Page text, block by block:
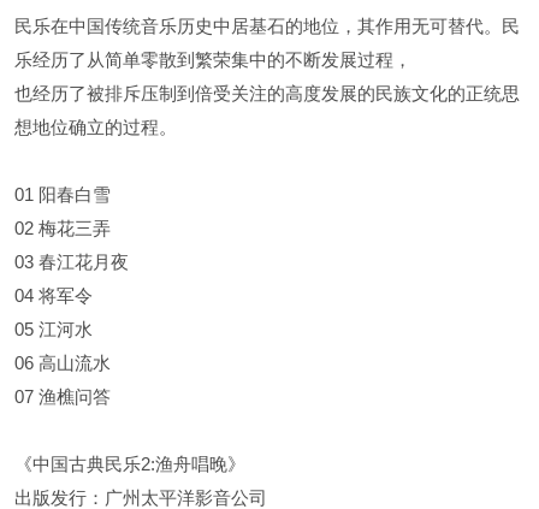
民乐在中国传统音乐历史中居基石的地位，其作用无可替代。民
乐经历了从简单零散到繁荣集中的不断发展过程，
也经历了被排斥压制到倍受关注的高度发展的民族文化的正统思
想地位确立的过程。
01 阳春白雪
02 梅花三弄
03 春江花月夜
04 将军令
05 江河水
06 高山流水
07 渔樵问答
《中国古典民乐2:渔舟唱晚》
出版发行：广州太平洋影音公司